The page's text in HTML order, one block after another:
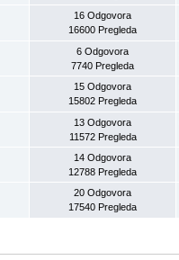
16 Odgovora
16600 Pregleda
6 Odgovora
7740 Pregleda
15 Odgovora
15802 Pregleda
13 Odgovora
11572 Pregleda
14 Odgovora
12788 Pregleda
20 Odgovora
17540 Pregleda